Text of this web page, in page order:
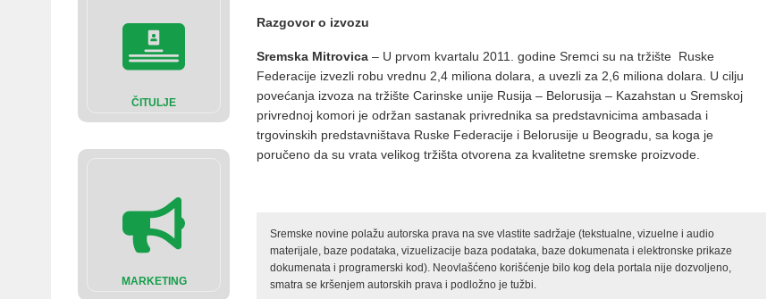
ČITULJE
MARKETING
Razgovor o izvozu
Sremska Mitrovica – U prvom kvartalu 2011. godine Sremci su na tržište Ruske
Federacije izvezli robu vrednu 2,4 miliona dolara, a uvezli za 2,6 miliona dolara. U cilju
povećanja izvoza na tržište Carinske unije Rusija – Belorusija – Kazahstan u Sremskoj
privrednoj komori je održan sastanak privrednika sa predstavnicima ambasada i
trgovinskih predstavništava Ruske Federacije i Belorusije u Beogradu, sa koga je
poručeno da su vrata velikog tržišta otvorena za kvalitetne sremske proizvode.
Sremske novine polažu autorska prava na sve vlastite sadržaje (tekstualne, vizuelne i audio
materijale, baze podataka, vizuelizacije baza podataka, baze dokumenata i elektronske prikaze
dokumenata i programerski kod). Neovlašćeno korišćenje bilo kog dela portala nije dozvoljeno,
smatra se kršenjem autorskih prava i podložno je tužbi.